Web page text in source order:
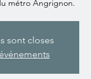
métro Angrignon.
sont closes